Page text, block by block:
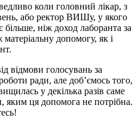
коли головний лікар, з
або ректор ВИШу, у якого
ніж доход лаборанта за
допомогу, як і
відмови голосувань за
ради, але доб’ємось того,
у декілька разів саме
яким ця допомога не потрібна.